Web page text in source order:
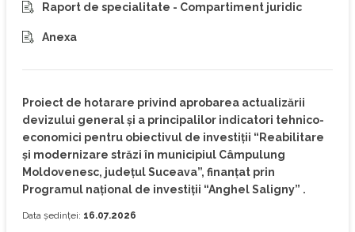
Raport de specialitate - Compartiment juridic
Anexa
Proiect de hotarare privind aprobarea actualizării
devizului general și a principalilor indicatori tehnico-
economici pentru obiectivul de investiții “Reabilitare
și modernizare străzi în municipiul Câmpulung
Moldovenesc, județul Suceava”, finanțat prin
Programul național de investiții “Anghel Saligny” .
Data ședinței: 16.07.2026